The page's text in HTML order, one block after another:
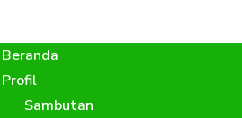
Beranda
Profil
Sambutan